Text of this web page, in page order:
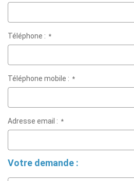
Téléphone : *
Téléphone mobile : *
Adresse email : *
Votre demande :